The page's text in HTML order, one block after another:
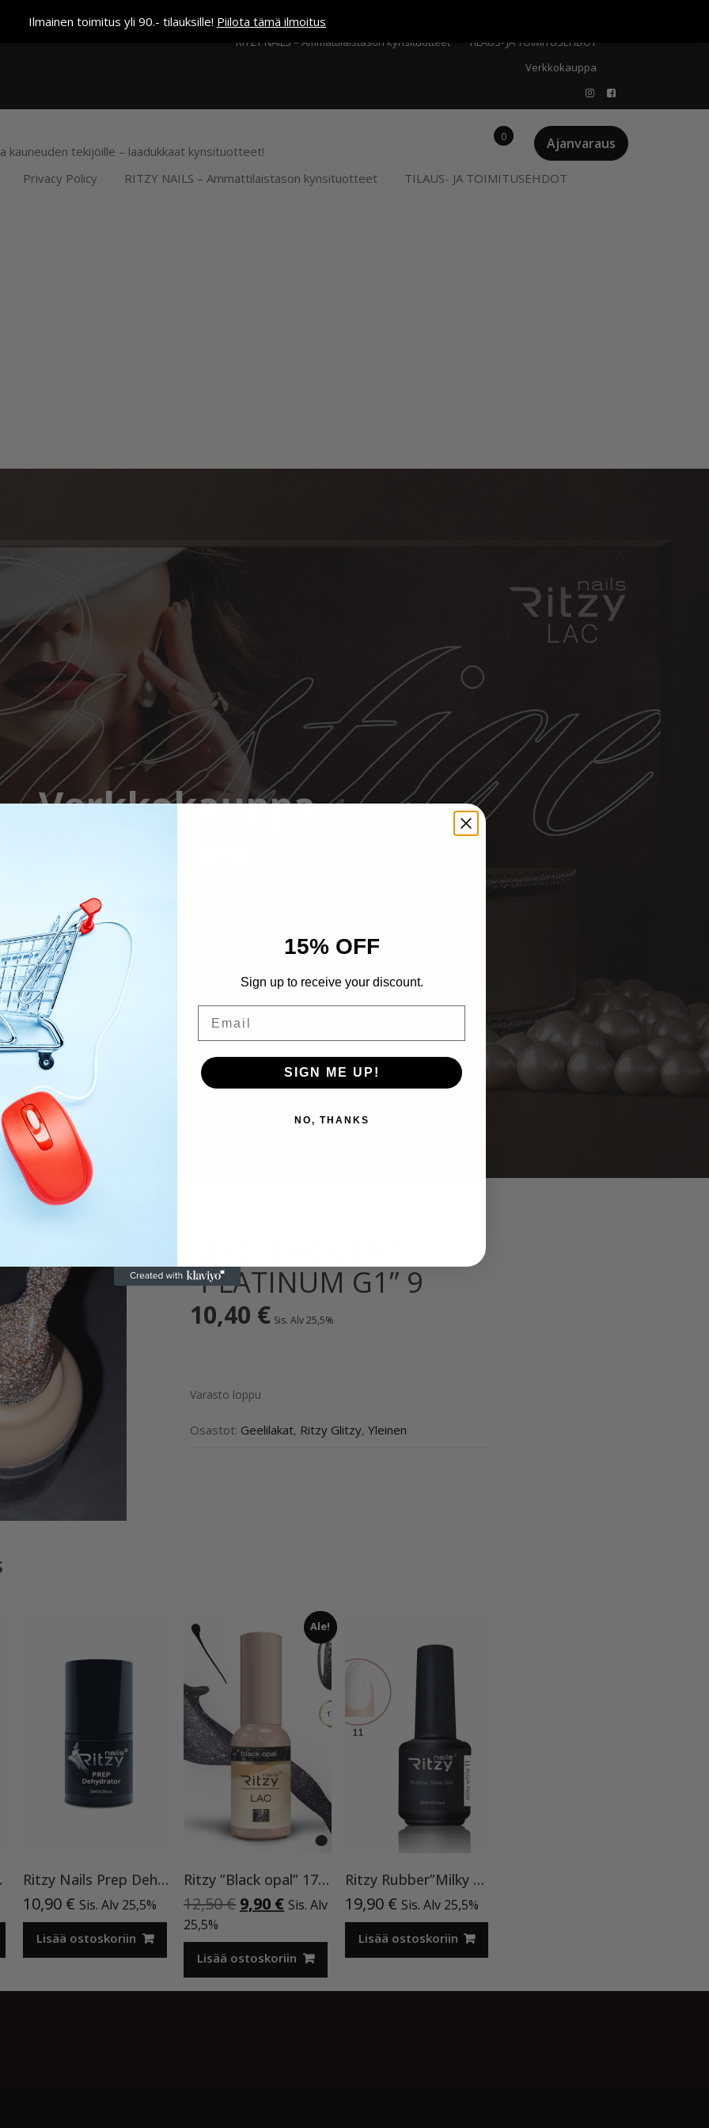
Ilmainen toimitus yli 90.- tilauksille! Piilota tämä ilmoitusKassa
RITZY NAILS – Ammattilaistason kynsituotteet
TILAUS- JA TOIMITUSEHDOT
Verkkokauppa
kauneuden tekijöille – laadukkaat kynsituotteet! Ajanvaraus
0
Privacy Policy RITZY NAILS – Ammattilaistason kynsituotteet TILAUS- JA TOIMITUSEHDOT
Verkkokauppa
“PLATINUM G1” 9
10,40 € Sis. Alv 25,5%
Varasto loppu
Osastot: Geelilakat, Ritzy Glitzy, Yleinen
vapaa Ritzy Nails Prep Dehydrator
10,90 € Sis. Alv 25,5%
Lisää ostoskoriin
Ale!
Ritzy ”Black opal” 178, 9ml, geelilakka TPO vapaa
12,50€ Alkuperäinen
oli:
12,50 €.
9,90 €Nykyinen
on:
9,90 €.
Sis. Alv
25,5%
Lisää ostoskoriin
Ritzy Rubber”Milky White”11 , alusgeeli
19,90 € Sis. Alv 25,5%
Lisää ostoskoriin
15% OFF
Sign up to receive your discount.
SIGN ME UP!
NO, THANKS